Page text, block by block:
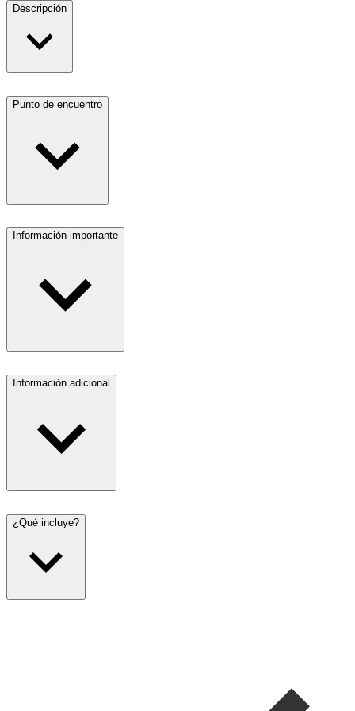
Descripción
Punto de encuentro
Información importante
Información adicional
¿Qué incluye?